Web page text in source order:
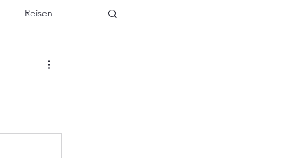
Reisen